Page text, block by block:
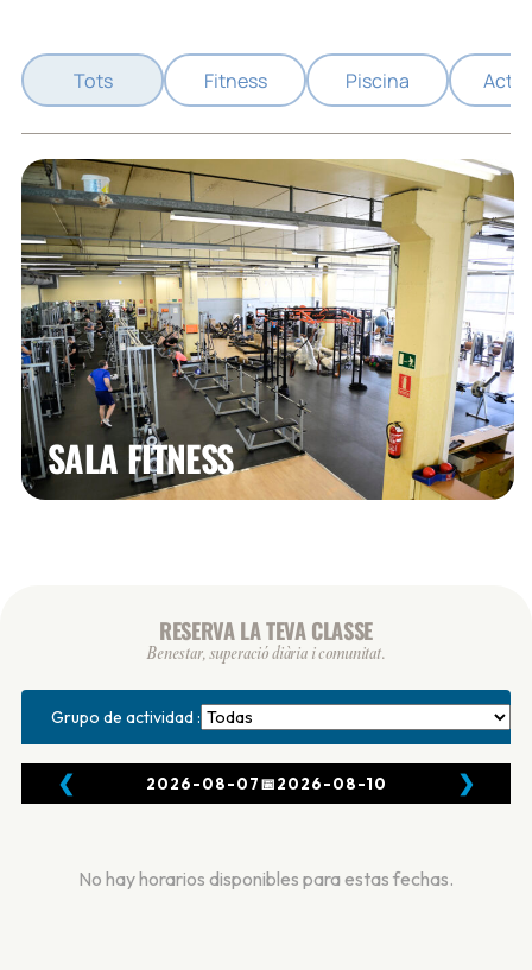
Tots Fitness Piscina
SALA FITNESS
RESERVA LA TEVA CLASSE
Benestar, superació diària i comunitat.
Grupo de actividad :
❮ 2026-08-07📅2026-08-10 ❯
No hay horarios disponibles para estas fechas.